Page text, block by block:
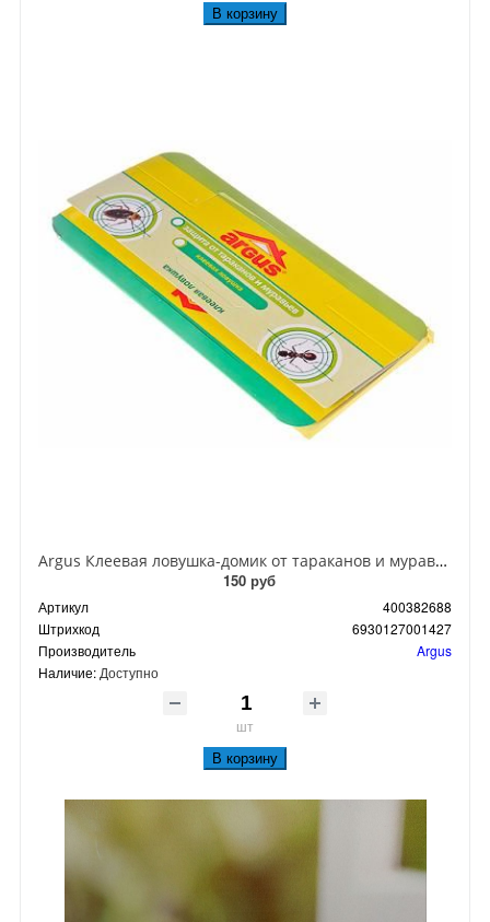
В корзину
Argus Клеевая ловушка-домик от тараканов и муравьев
150 руб
Артикул
400382688
Штрихкод
6930127001427
Производитель
Argus
Наличие: Доступно
шт
В корзину